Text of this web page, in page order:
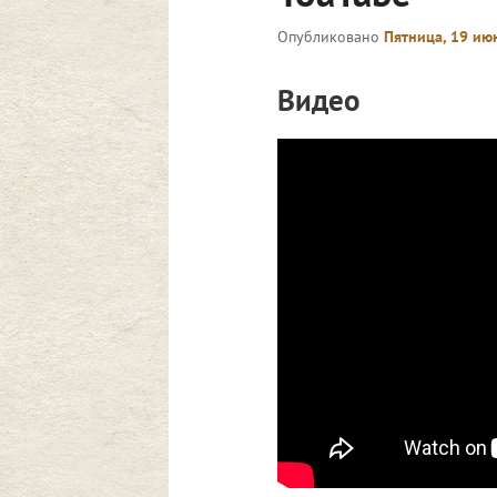
Опубликовано Пятница, 19
Видео